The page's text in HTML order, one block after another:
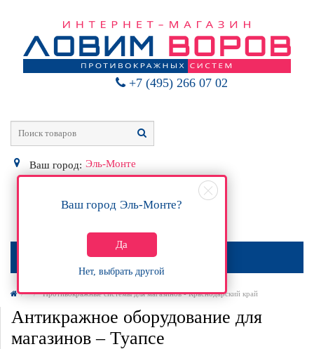
+7 (495) 266 07 02
Ваш город: Эль-Монте
Ваш город Эль-Монте?
Да
Нет, выбрать другой
0Р
МЕНЮ
Противокражные системы для магазинов - Краснодарский край
Антикражное оборудование для
магазинов – Туапсе